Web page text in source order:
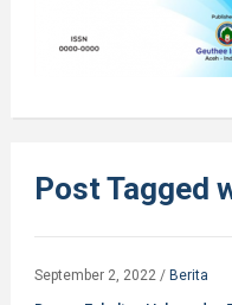
Post Tagged
September 2, 2022/ Berita